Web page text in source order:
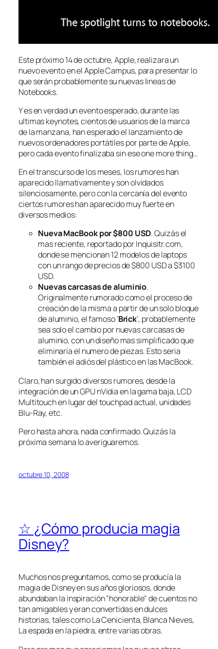
Este próximo 14 de octubre, Apple, realizara un
nuevo evento en el Apple Campus, para presentar lo
que serán probablemente su nuevas lineas de
Notebooks.
Y es en verdad un evento esperado, durante las
ultimas keynotes, cientos de usuarios de la marca
de la manzana, han esperado el lanzamiento de
nuevos ordenadores portátiles por parte de Apple,
pero cada evento finalizaba sin eseone more thing…
En el transcurso de los meses, los rumores han
aparecido llamativamente y son olvidados
silenciosamente, pero con la cercanía del evento
ciertos rumores han aparecido muy fuerte en
diversos medios:
Nueva MacBook por $800 USD. Quizás el
mas reciente, reportado por Inquisitr.com,
donde se mencionan 12 modelos de laptops
con un rango de precios de $800 USD a $3100
USD.
Nuevas carcasas de aluminio.
Originalmente rumorado como el proceso de
creación de la misma a partir de un solo bloque
de aluminio, el famoso ‘Brick‘, probablemente
sea solo el cambio por nuevas carcasas de
aluminio, con un diseño mas simplificado que
eliminaría el numero de piezas. Esto seria
también el adiós del plástico en las MacBook.
Claro, han surgido diversos rumores, desde la
integración de un GPU nVidia en la gama baja, LCD
Multitouch en lugar del touchpad actual, unidades
Blu-Ray, etc.
Pero hasta ahora, nada confirmado. Quizás la
próxima semana lo averiguaremos.
octubre 10, 2008
☆ ¿Cómo producia magia
Disney?
Muchos nos preguntamos, como se producía la
magia de Disney en sus años gloriosos, donde
abundaban la inspiración “honorable” de cuentos no
tan amigables y eran convertidas en dulces
historias, tales como La Cenicienta, Blanca Nieves,
La espada en la piedra, entre varias obras.